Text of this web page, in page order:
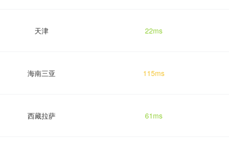
天津 22ms
海南三亚 115ms
西藏拉萨 61ms